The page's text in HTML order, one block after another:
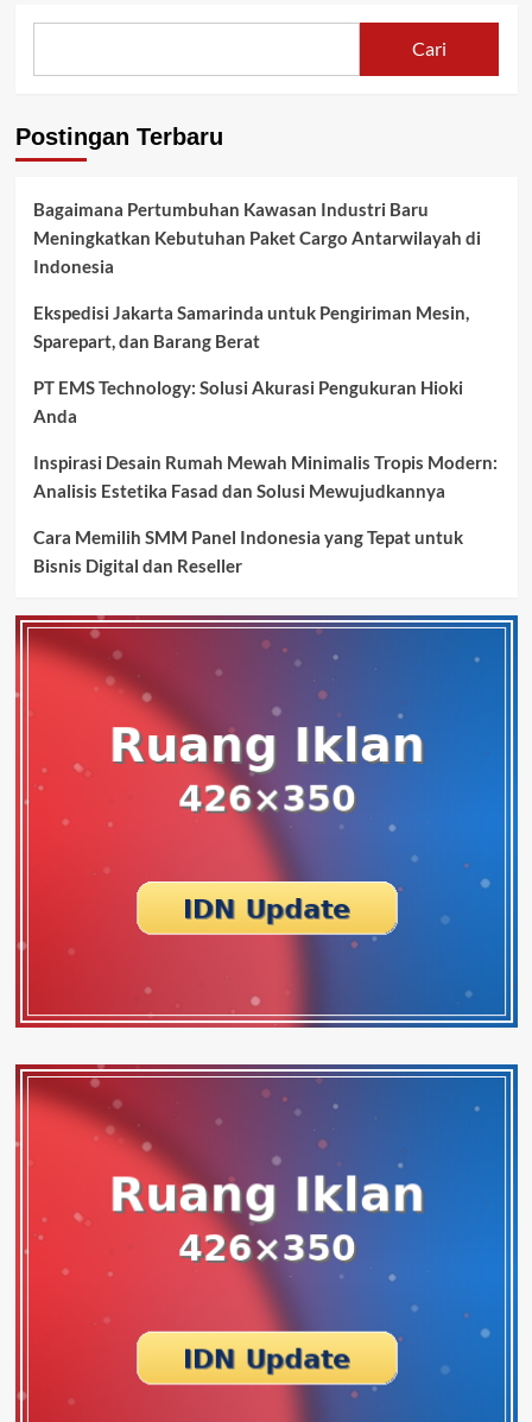
Operasional
Cari
Postingan Terbaru
Bagaimana Pertumbuhan Kawasan Industri Baru
Meningkatkan Kebutuhan Paket Cargo Antarwilayah di
Indonesia
Ekspedisi Jakarta Samarinda untuk Pengiriman Mesin,
Sparepart, dan Barang Berat
PT EMS Technology: Solusi Akurasi Pengukuran Hioki
Anda
Inspirasi Desain Rumah Mewah Minimalis Tropis Modern:
Analisis Estetika Fasad dan Solusi Mewujudkannya
Cara Memilih SMM Panel Indonesia yang Tepat untuk
Bisnis Digital dan Reseller